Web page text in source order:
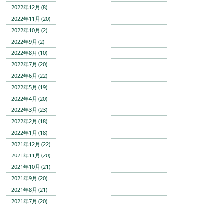
2022年12月 (8)
2022年11月 (20)
2022年10月 (2)
2022年9月 (2)
2022年8月 (10)
2022年7月 (20)
2022年6月 (22)
2022年5月 (19)
2022年4月 (20)
2022年3月 (23)
2022年2月 (18)
2022年1月 (18)
2021年12月 (22)
2021年11月 (20)
2021年10月 (21)
2021年9月 (20)
2021年8月 (21)
2021年7月 (20)